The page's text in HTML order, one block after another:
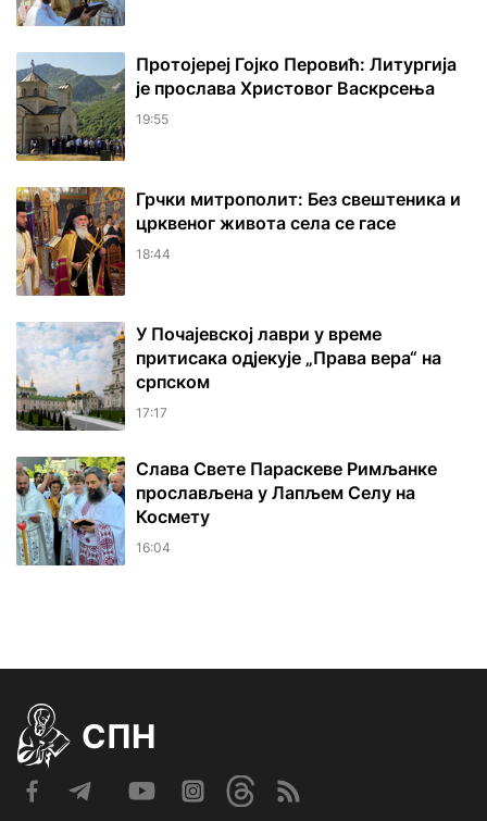
Протојереј Гојко Перовић: Литургија
је прослава Христовог Васкрсења
19:55
Грчки митрополит: Без свештеника и
црквеног живота села се гасе
18:44
У Почајевској лаври у време
притисака одјекује „Права вера“ на
српском
17:17
Слава Свете Параскеве Римљанке
прослављена у Лапљем Селу на
Космету
16:04
СПН